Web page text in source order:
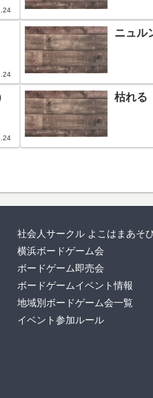
ニュル
枯れる
社会人サークル よこはまあそ
横浜ボードゲーム会
ボードゲーム即売会
ボードゲームイベント情報
地域別ボードゲーム会一覧
イベント参加ルール